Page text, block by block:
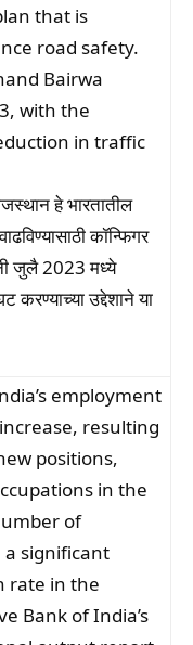
that is
road safety.
Bairwa
with the
in traffic
हे भारतातील
कॉन्फिगर
जुलै 2023 मध्ये
उद्देशाने या
employment
resulting
positions,
in the
of
a significant
rate in the
Bank of India’s